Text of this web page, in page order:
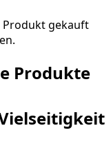
Produkt gekauft
Produkte